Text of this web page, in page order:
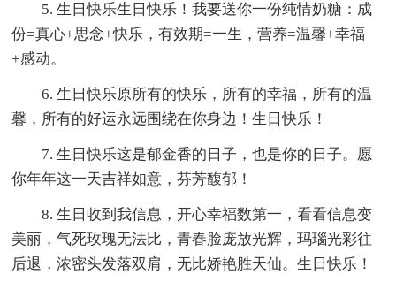
5. 生日快乐生日快乐！我要送你一份纯情奶糖：成
份=真心+思念+快乐，有效期=一生，营养=温馨+幸福
+感动。
6. 生日快乐原所有的快乐，所有的幸福，所有的温
馨，所有的好运永远围绕在你身边！生日快乐！
7. 生日快乐这是郁金香的日子，也是你的日子。愿
你年年这一天吉祥如意，芬芳馥郁！
8. 生日收到我信息，开心幸福数第一，看看信息变
美丽，气死玫瑰无法比，青春脸庞放光辉，玛瑙光彩往
后退，浓密头发落双肩，无比娇艳胜天仙。生日快乐！